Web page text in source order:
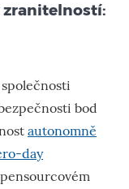
zranitelností:
bod
autonomně
day